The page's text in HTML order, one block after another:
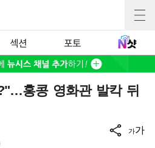
섹션 포토
홍콩 영화관 발칵 뒤
가가